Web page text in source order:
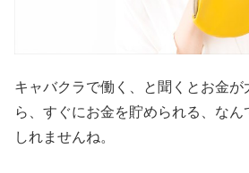
キャバクラで働く、と聞くとお金
ら、すぐにお金を貯められる、なん
しれませんね。